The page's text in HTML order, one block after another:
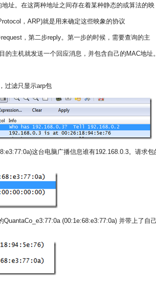
址。在这两种地址之间存在着某种静态的或算法的映
，ARP)就是用来确定这些映象的协议
，第二步reply。第一步的时候，需要查询的主
的主机就发送一个回应消息，并包含自己的MAC地址
过滤只显示arp包
这台电脑广播信息谁有192.168.0.3。请求包
(00:1e:68:e3:77:0a) 并带上了自